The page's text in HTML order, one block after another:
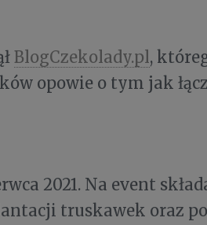
BlogCzekolady.pl ,
opowie o tym jak
2021. Na event
truskawek oraz